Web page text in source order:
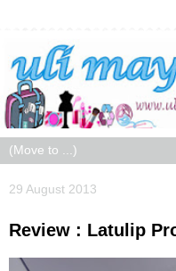
29 August 2013
Review : Latulip